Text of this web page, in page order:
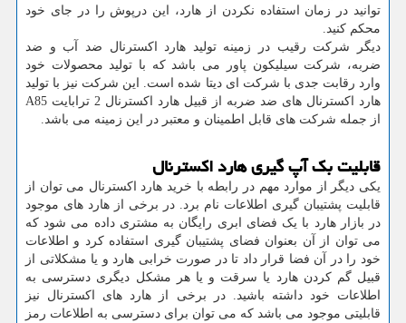
توانید در زمان استفاده نکردن از هارد، این درپوش را در جای خود
محکم کنید.
دیگر شرکت رقیب در زمینه تولید هارد اکسترنال ضد آب و ضد
ضربه، شرکت سیلیکون پاور می باشد که با تولید محصولات خود
وارد رقابت جدی با شرکت ای دیتا شده است. این شرکت نیز با تولید
هارد اکسترنال های ضد ضربه از قبیل هارد اکسترنال 2 ترابایت A85
از جمله شرکت های قابل اطمینان و معتبر در این زمینه می باشد.
قابلیت بک آپ گیری هارد اکسترنال
یکی دیگر از موارد مهم در رابطه با خرید هارد اکسترنال می توان از
قابلیت پشتیبان گیری اطلاعات نام برد. در برخی از هارد های موجود
در بازار هارد با یک فضای ابری رایگان به مشتری داده می شود که
می توان از آن بعنوان فضای پشتیبان گیری استفاده کرد و اطلاعات
خود را در آن فضا قرار داد تا در صورت خرابی هارد و یا مشکلاتی از
قبیل گم کردن هارد یا سرقت و یا هر مشکل دیگری دسترسی به
اطلاعات خود داشته باشید. در برخی از هارد های اکسترنال نیز
قابلیتی موجود می باشد که می توان برای دسترسی به اطلاعات رمز